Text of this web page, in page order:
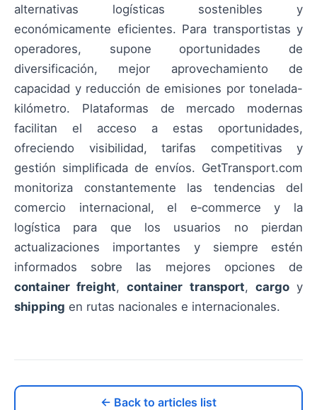
alternativas logísticas sostenibles y
económicamente eficientes. Para transportistas y
operadores, supone oportunidades de
diversificación, mejor aprovechamiento de
capacidad y reducción de emisiones por tonelada-
kilómetro. Plataformas de mercado modernas
facilitan el acceso a estas oportunidades,
ofreciendo visibilidad, tarifas competitivas y
gestión simplificada de envíos. GetTransport.com
monitoriza constantemente las tendencias del
comercio internacional, el e‑commerce y la
logística para que los usuarios no pierdan
actualizaciones importantes y siempre estén
informados sobre las mejores opciones de
container freight,container transport, cargoy
shipping en rutas nacionales e internacionales.
← Back to articles list